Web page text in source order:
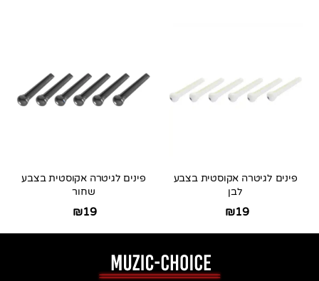
פינים לגיטרה אקוסטית בצבע
לבן
₪19
פינים לגיטרה אקוסטית בצבע
שחור
₪19